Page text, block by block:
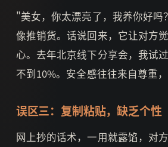
"美女，你太漂亮了，我养你好吗
像推销货。话说回来，它让对方
心。去年北京线下分享会，我试
不到10%。安全感往往来自尊重，
误区三：复制粘贴，缺乏个性
网上抄的话术，一用就露馅，对